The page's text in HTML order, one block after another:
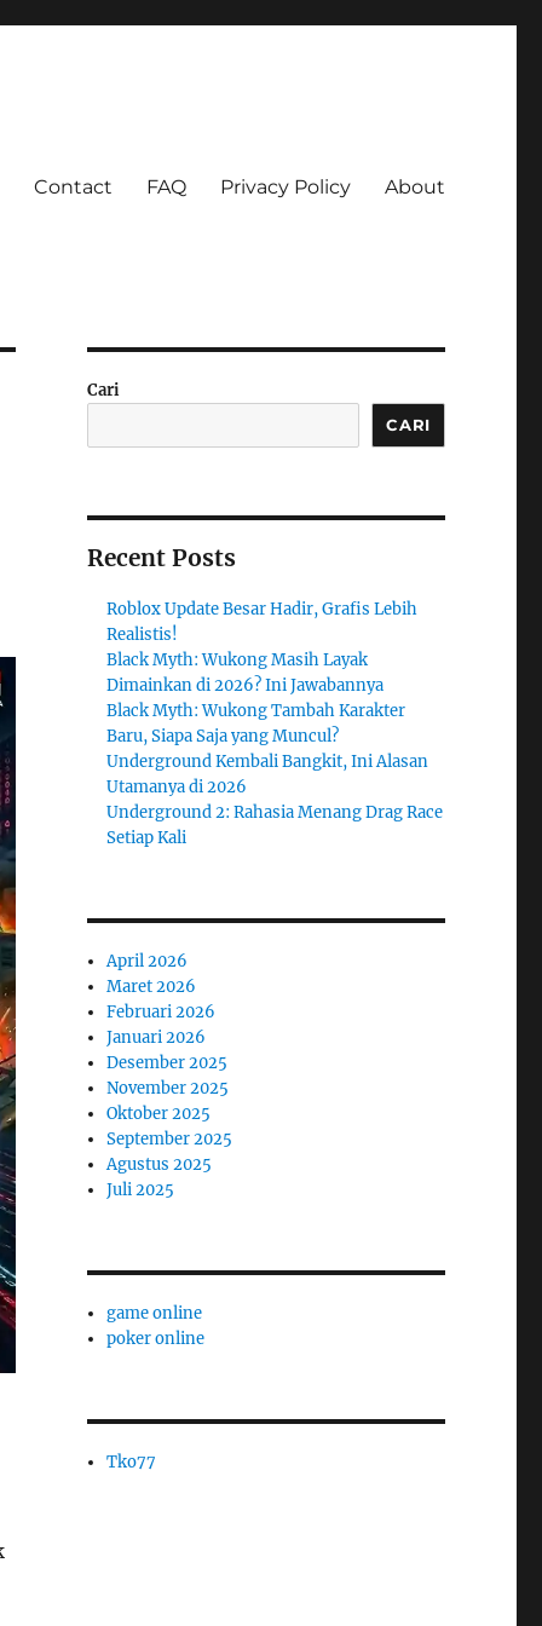
Contact FAQ Privacy Policy About
Cari
CARI
Recent Posts
Roblox Update Besar Hadir, Grafis Lebih
Realistis!
Black Myth: Wukong Masih Layak
Dimainkan di 2026? Ini Jawabannya
Black Myth: Wukong Tambah Karakter
Baru, Siapa Saja yang Muncul?
Underground Kembali Bangkit, Ini Alasan
Utamanya di 2026
Underground 2: Rahasia Menang Drag Race
Setiap Kali
April 2026
Maret 2026
Februari 2026
Januari 2026
Desember 2025
November 2025
Oktober 2025
September 2025
Agustus 2025
Juli 2025
game online
poker online
Tko77